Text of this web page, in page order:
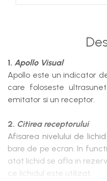
1. Apollo Visual
Apollo este un indicator
care foloseste
emitator si un receptor.
2. Citirea receptorului
Afisarea nivelului de
bare de pe ecran. In
atat lichid se afla in
ce lichidul este utilizat.